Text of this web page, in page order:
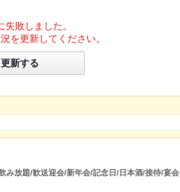
敗しました。
を更新してください。
新する
み放題/歓送迎会/新年会/記念日/日本酒/接待/宴会